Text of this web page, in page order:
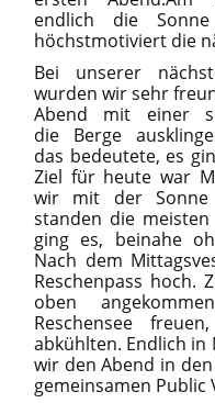
endlich die
höchstmotiviert die
Bei unserer
wurden wir sehr
Abend mit einer
die Berge
das bedeutete, es
Ziel für heute war
wir mit der Sonne
standen die
ging es, beinahe
Nach dem
Reschenpass hoch.
oben
Reschensee
abkühlten. Endlich in
wir den Abend in
gemeinsamen Public